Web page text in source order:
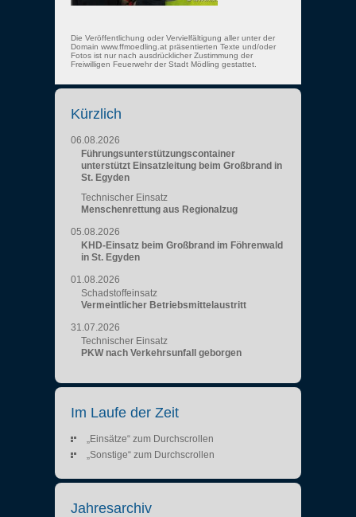
Die Veröffentlichung oder Vervielfältigung aller unter der
Domain www.ffmoedling.at präsentierten Texte und/oder
Fotos ist nur nach ausdrücklicher Zustimmung der
Freiwilligen Feuerwehr der Stadt Mödling gestattet.
Kürzlich
06.08.2026
Führungsunterstützungscontainer
unterstützt Einsatzleitung beim Großbrand in
St. Egyden
Technischer Einsatz
Menschenrettung aus Regionalzug
05.08.2026
KHD-Einsatz beim Großbrand im Föhrenwald
in St. Egyden
01.08.2026
Schadstoffeinsatz
Vermeintlicher Betriebsmittelaustritt
31.07.2026
Technischer Einsatz
PKW nach Verkehrsunfall geborgen
Im Laufe der Zeit
„Einsätze“ zum Durchscrollen
„Sonstige“ zum Durchscrollen
Jahresarchiv